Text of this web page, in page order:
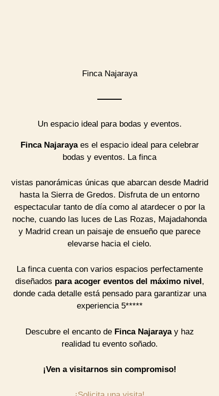
Finca Najaraya
Un espacio ideal para bodas y eventos.
Finca Najarayaes el espacio ideal para celebrar
bodas y eventos. La finca
vistas panorámicas únicas que abarcan desde Madrid
hasta la Sierra de Gredos. Disfruta de un entorno
espectacular tanto de día como al atardecer o por la
noche, cuando las luces de Las Rozas, Majadahonda
y Madrid crean un paisaje de ensueño que parece
elevarse hacia el cielo.
La finca cuenta con varios espacios perfectamente
diseñados para acoger eventos del máximo nivel ,
donde cada detalle está pensado para garantizar una
experiencia 5*****
Descubre el encanto de Finca Najarayay haz
realidad tu evento soñado.
¡Ven a visitarnos sin compromiso!